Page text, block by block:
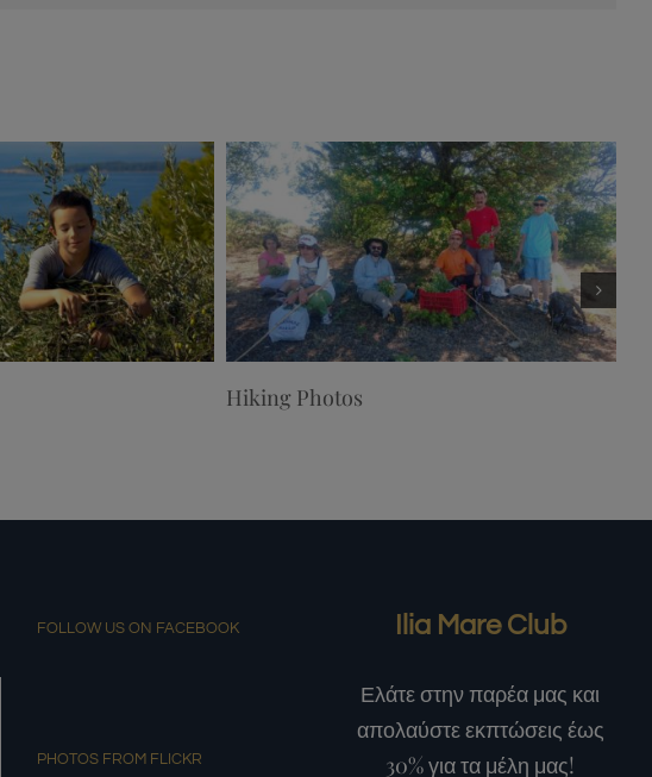
Hiking Photos
FOLLOW US ON FACEBOOK
PHOTOS FROM FLICKR
Ilia Mare Club
Ελάτε στην παρέα μας και
απολαύστε εκπτώσεις έως
30% για τα μέλη μας!